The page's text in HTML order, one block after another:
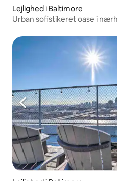
Lejlighed i Baltimore
Urban sofistikeret oase i